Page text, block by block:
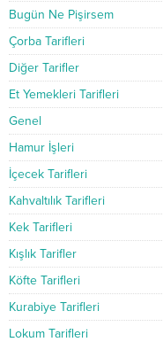
Bugün Ne Pişirsem
Çorba Tarifleri
Diğer Tarifler
Et Yemekleri Tarifleri
Genel
Hamur İşleri
İçecek Tarifleri
Kahvaltılık Tarifleri
Kek Tarifleri
Kışlık Tarifler
Köfte Tarifleri
Kurabiye Tarifleri
Lokum Tarifleri